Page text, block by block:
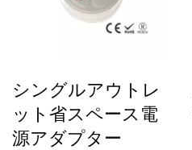
シングルアウトレ
ット省スペース電
源アダプター